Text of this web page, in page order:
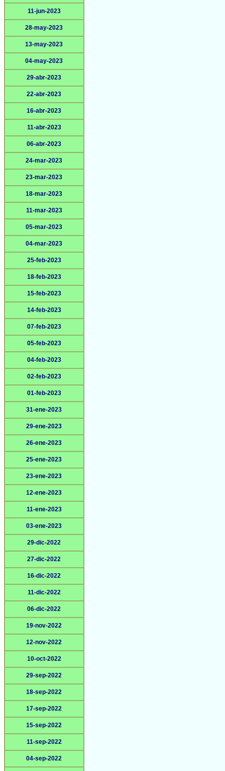
11-jun-2023
28-may-2023
13-may-2023
04-may-2023
29-abr-2023
22-abr-2023
16-abr-2023
11-abr-2023
06-abr-2023
24-mar-2023
23-mar-2023
18-mar-2023
11-mar-2023
05-mar-2023
04-mar-2023
25-feb-2023
18-feb-2023
15-feb-2023
14-feb-2023
07-feb-2023
05-feb-2023
04-feb-2023
02-feb-2023
01-feb-2023
31-ene-2023
29-ene-2023
26-ene-2023
25-ene-2023
23-ene-2023
12-ene-2023
11-ene-2023
03-ene-2023
29-dic-2022
27-dic-2022
16-dic-2022
11-dic-2022
06-dic-2022
19-nov-2022
12-nov-2022
10-oct-2022
29-sep-2022
18-sep-2022
17-sep-2022
15-sep-2022
11-sep-2022
04-sep-2022